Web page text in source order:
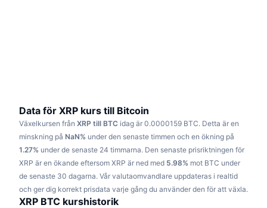
Sport
Finans
Teknisk analys
RSI
MACD
Derivat
Analys
Videor
Ordlista
Kampanjer
Data för XRP kurs till Bitcoin
Växelkursen från XRP till BTC idag är 0.0000159 BTC. Detta är en
minskning på NaN% under den senaste timmen och en ökning på
1.27% under de senaste 24 timmarna. Den senaste prisriktningen för
XRP är en ökande eftersom XRP är ned med 5.98% mot BTC under
de senaste 30 dagarna. Vår valutaomvandlare uppdateras i realtid
och ger dig korrekt prisdata varje gång du använder den för att växla.
XRP BTC kurshistorik